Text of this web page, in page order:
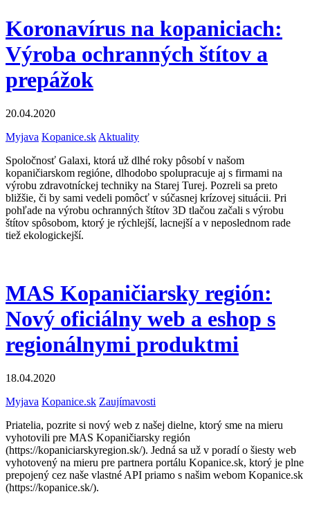
Koronavírus na kopaniciach:
Výroba ochranných štítov a
prepážok
20.04.2020
Myjava Kopanice.sk Aktuality
Spoločnosť Galaxi, ktorá už dlhé roky pôsobí v našom
kopaničiarskom regióne, dlhodobo spolupracuje aj s firmami na
výrobu zdravotníckej techniky na Starej Turej. Pozreli sa preto
bližšie, či by sami vedeli pomôcť v súčasnej krízovej situácii. Pri
pohľade na výrobu ochranných štítov 3D tlačou začali s výrobu
štítov spôsobom, ktorý je rýchlejší, lacnejší a v neposlednom rade
tiež ekologickejší.
MAS Kopaničiarsky región:
Nový oficiálny web a eshop s
regionálnymi produktmi
18.04.2020
Myjava Kopanice.sk Zaujímavosti
Priatelia, pozrite si nový web z našej dielne, ktorý sme na mieru
vyhotovili pre MAS Kopaničiarsky región
(https://kopaniciarskyregion.sk/). Jedná sa už v poradí o šiesty web
vyhotovený na mieru pre partnera portálu Kopanice.sk, ktorý je plne
prepojený cez naše vlastné API priamo s našim webom Kopanice.sk
(https://kopanice.sk/).